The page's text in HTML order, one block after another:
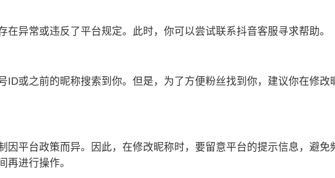
异常或违反了平台规定。此时，你可以尝试联系抖音客服寻求帮助。
ID或之前的昵称搜索到你。但是，为了方便粉丝找到你，建议你在修改
平台政策而异。因此，在修改昵称时，要留意平台的提示信息，避免
再进行操作。